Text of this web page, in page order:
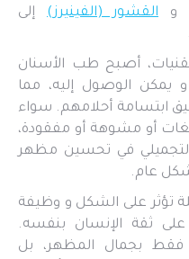
و القشور (الفينيرز)
إلى
أصبح طب الأسنان
يمكن الوصول إليه، مما
ابتسامة أحلامهم. سواء
أو مشوهة أو مفقودة،
في تحسين مظهر
عام.
تؤثر على الشكل و وظيفة
ثقة الإنسان بنفسه.
فقط بجمال المظهر، بل